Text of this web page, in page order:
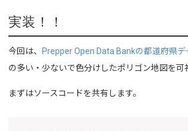
実装！！
今回は、 Prepper Open Data Bankの都道府県デ
の多い・少ないで色分けしたポリゴン地図を可
まずはソースコードを共有します。